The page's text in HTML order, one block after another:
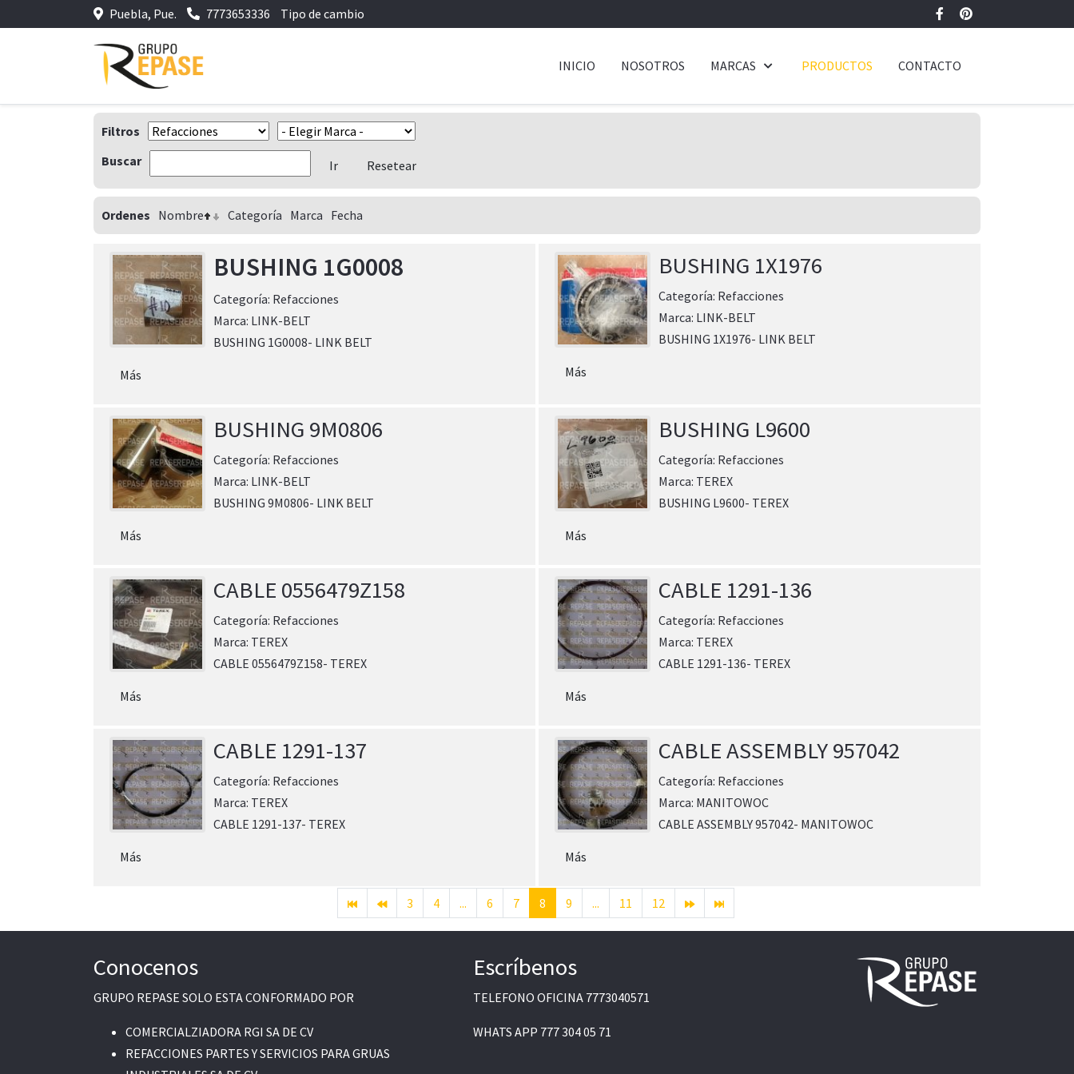
Puebla, Pue. 7773653336 Tipo de cambio
INICIO NOSOTROS MARCAS PRODUCTOS CONTACTO
Filtros
Buscar
Ordenes Nombre Categoría Marca Fecha
BUSHING 1G0008
Categoría: Refacciones
Marca: LINK-BELT
BUSHING 1G0008- LINK BELT
Más
BUSHING 1X1976
Categoría: Refacciones
Marca: LINK-BELT
BUSHING 1X1976- LINK BELT
Más
BUSHING 9M0806
Categoría: Refacciones
Marca: LINK-BELT
BUSHING 9M0806- LINK BELT
Más
BUSHING L9600
Categoría: Refacciones
Marca: TEREX
BUSHING L9600- TEREX
Más
CABLE 0556479Z158
Categoría: Refacciones
Marca: TEREX
CABLE 0556479Z158- TEREX
Más
CABLE 1291-136
Categoría: Refacciones
Marca: TEREX
CABLE 1291-136- TEREX
Más
CABLE 1291-137
Categoría: Refacciones
Marca: TEREX
CABLE 1291-137- TEREX
Más
CABLE ASSEMBLY 957042
Categoría: Refacciones
Marca: MANITOWOC
CABLE ASSEMBLY 957042- MANITOWOC
Más
3 4 ... 6 7 8 9 ... 11 12
Conocenos
GRUPO REPASE SOLO ESTA CONFORMADO POR
COMERCIALZIADORA RGI SA DE CV
REFACCIONES PARTES Y SERVICIOS PARA GRUAS
Escríbenos
TELEFONO OFICINA 7773040571
WHATS APP 777 304 05 71